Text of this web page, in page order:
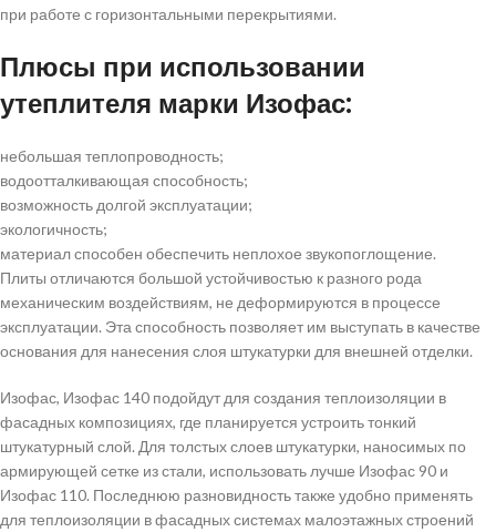
при работе с горизонтальными перекрытиями.
Плюсы при использовании
утеплителя марки Изофас:
небольшая теплопроводность;
водоотталкивающая способность;
возможность долгой эксплуатации;
экологичность;
материал способен обеспечить неплохое звукопоглощение.
Плиты отличаются большой устойчивостью к разного рода
механическим воздействиям, не деформируются в процессе
эксплуатации. Эта способность позволяет им выступать в качестве
основания для нанесения слоя штукатурки для внешней отделки.
Изофас, Изофас 140 подойдут для создания теплоизоляции в
фасадных композициях, где планируется устроить тонкий
штукатурный слой. Для толстых слоев штукатурки, наносимых по
армирующей сетке из стали, использовать лучше Изофас 90 и
Изофас 110. Последнюю разновидность также удобно применять
для теплоизоляции в фасадных системах малоэтажных строений